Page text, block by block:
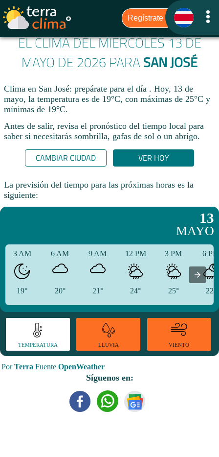
EL CLIMA DEL MIÉRCOLES 13 DE
MAYO DE 2026 PARA SAN JOSÉ
Clima en San José: prepárate para el día . Hoy, 13 de
mayo, la temperatura es de 19°C, con máximas de 25°C y
mínimas de 19°C.
Antes de salir, revisa el pronóstico del tiempo local para
saber si necesitarás sombrilla, gafas de sol o un abrigo.
CAMBIAR CIUDAD VER HOY
La previsión del tiempo para las próximas horas es la
siguiente:
13
MAYO
3 AM
19°
6 AM
20°
9 AM
21°
12 PM
24°
3 PM
25°
6
22°
TEMPERATURA LLUVIA VIENTO
PorTerra Fuente OpenWeather
Síguenos en: